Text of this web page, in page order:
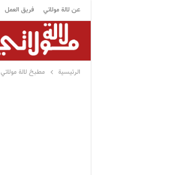
عن لالة مولاتي فريق العمل
الرئيسية مطبخ لالة مولاتي